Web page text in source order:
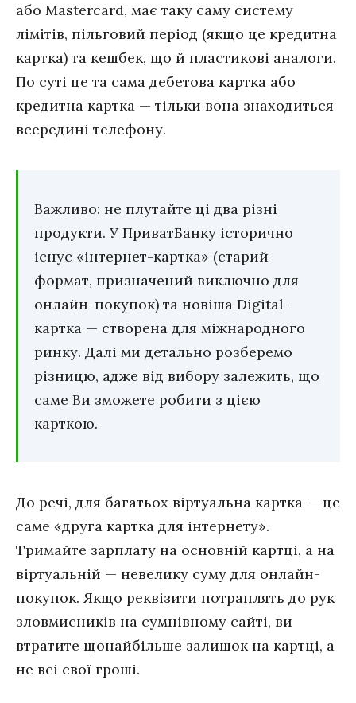
або Mastercard, має таку саму систему
лімітів, пільговий період (якщо це кредитна
картка) та кешбек, що й пластикові аналоги.
По суті це та сама дебетова картка або
кредитна картка — тільки вона знаходиться
всередині телефону.
Важливо: не плутайте ці два різні
продукти. У ПриватБанку історично
існує «інтернет-картка» (старий
формат, призначений виключно для
онлайн-покупок) та новіша Digital-
картка — створена для міжнародного
ринку. Далі ми детально розберемо
різницю, адже від вибору залежить, що
саме Ви зможете робити з цією
карткою.
До речі, для багатьох віртуальна картка — це
саме «друга картка для інтернету».
Тримайте зарплату на основній картці, а на
віртуальній — невелику суму для онлайн-
покупок. Якщо реквізити потраплять до рук
зловмисників на сумнівному сайті, ви
втратите щонайбільше залишок на картці, а
не всі свої гроші.